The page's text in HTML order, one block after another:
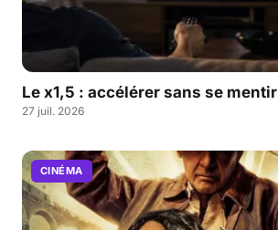
Le x1,5 : accélérer sans se mentir
27 juil. 2026
CINÉMA